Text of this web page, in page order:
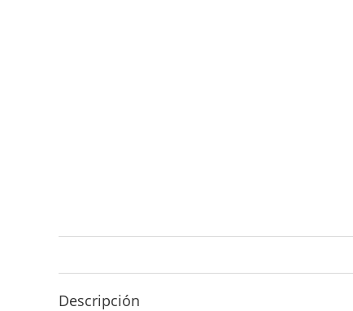
Descripción